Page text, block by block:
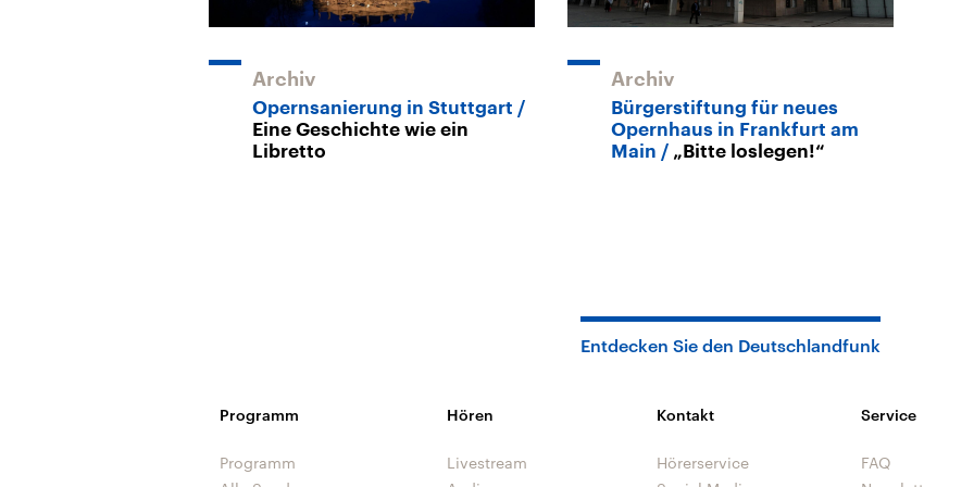
Archiv
Opernsanierung in Stuttgart
Eine Geschichte wie ein
Libretto
Archiv
Bürgerstiftung für neues
Opernhaus in Frankfurt am
Main
„Bitte loslegen!“
Entdecken Sie den Deutschlandfunk
Programm
Programm
Hören
Livestream
Kontakt
Hörerservice
Service
FAQ